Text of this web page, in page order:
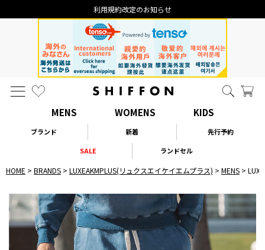
利用規約改定のお知らせ
MENS WOMENS KIDS
ブランド 新着
先行予約
SALE
ランドセル
HOME BRANDS LUXEAKMPLUS(リュクスエイケイエムプラス) MENS